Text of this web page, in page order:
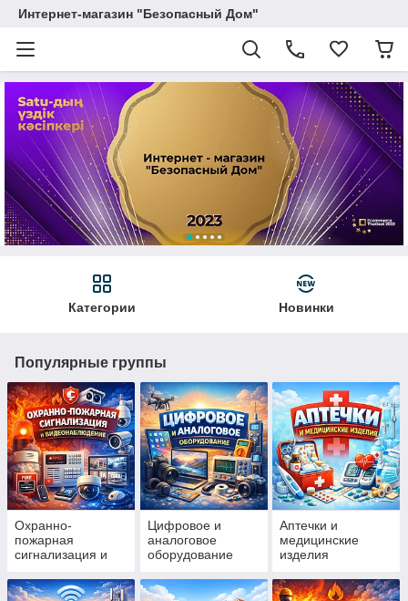
Интернет-магазин "Безопасный Дом"
Категории Новинки
Популярные группы
Охранно-
пожарная
сигнализация и
Цифровое и
аналоговое
оборудование
Аптечки и
медицинские
изделия